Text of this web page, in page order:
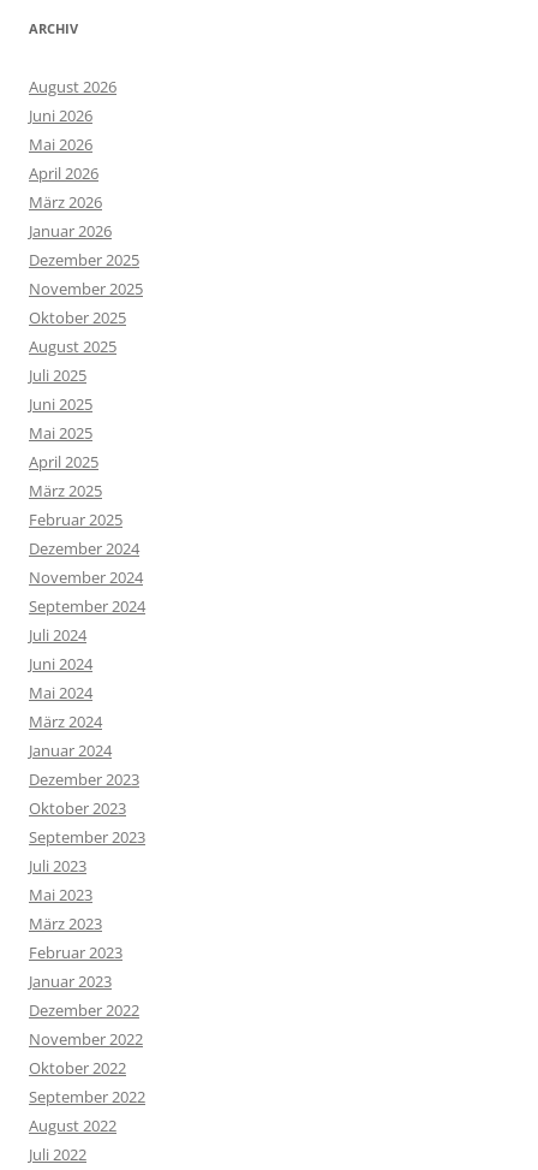
ARCHIV
August 2026
Juni 2026
Mai 2026
April 2026
März 2026
Januar 2026
Dezember 2025
November 2025
Oktober 2025
August 2025
Juli 2025
Juni 2025
Mai 2025
April 2025
März 2025
Februar 2025
Dezember 2024
November 2024
September 2024
Juli 2024
Juni 2024
Mai 2024
März 2024
Januar 2024
Dezember 2023
Oktober 2023
September 2023
Juli 2023
Mai 2023
März 2023
Februar 2023
Januar 2023
Dezember 2022
November 2022
Oktober 2022
September 2022
August 2022
Juli 2022